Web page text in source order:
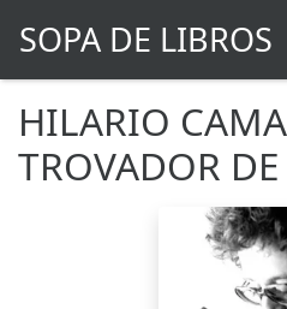
SOPA DE LIBROS
HILARIO
TROVADOR